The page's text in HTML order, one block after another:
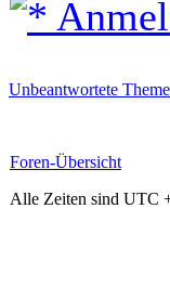
Unbeantwortete
Foren-Übersicht
Alle Zeiten sind UTC